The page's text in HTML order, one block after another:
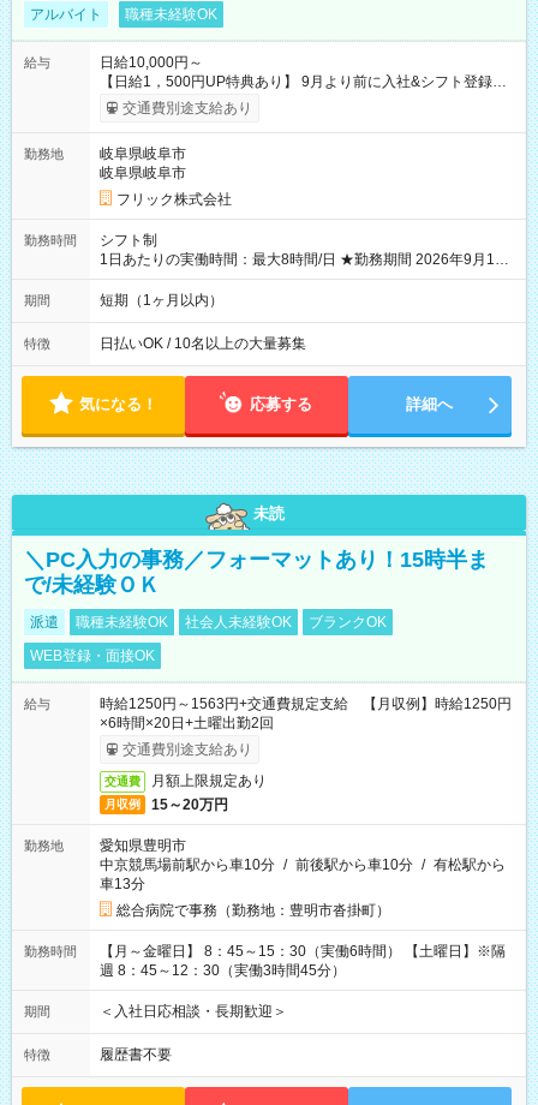
アルバイト 職種未経験OK
給与
日給10,000円～
【日給1，500円UP特典あり】 9月より前に入社&シフト登録す
ると 期間中(9/16~10/23) の日給がUP! 日給1万1500円でしっか
り稼げます♪ 【試用期間】試用期間なし
交通費別途支給あり
勤務地
岐阜県岐阜市
岐阜県岐阜市
フリック株式会社
勤務時間
シフト制
1日あたりの実働時間：最大8時間/日 ★勤務期間 2026年9月16
日~2026年10月23日 短期勤務OK! 期間中フル勤務できる方優遇
※週3~5日勤務(勤務日数応相談) ※期間前から勤務スタートも可
り ※夜勤シフトあり
期間 短期（1ヶ月以内）
特徴 日払いOK / 10名以上の大量募集
気になる！ 応募する 詳細へ
未読
＼PC入力の事務／フォーマットあり！15時半ま
で/未経験ＯＫ
派遣 職種未経験OK 社会人未経験OK
ブランクOK
WEB登録・面接OK
給与
時給1250円～1563円+交通費規定支給 【月収例】時給1250円
×6時間×20日+土曜出勤2回
交通費別途支給あり
交通費 月額上限規定あり
月収例 15～20万円
勤務地
愛知県豊明市
中京競馬場前駅から車10分 / 前後駅から車10分 / 有松駅から
車13分
総合病院で事務（勤務地：豊明市沓掛町）
勤務時間
【月～金曜日】 8：45～15：30（実働6時間） 【土曜日】※隔
週 8：45～12：30（実働3時間45分）
期間 ＜入社日応相談・長期歓迎＞
特徴 履歴書不要